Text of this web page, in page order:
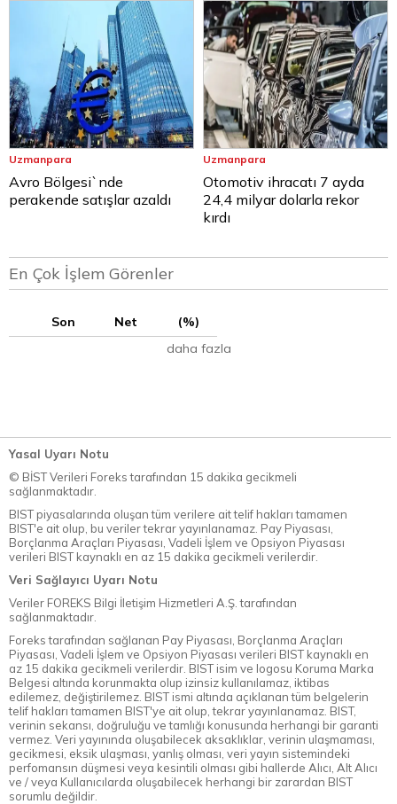
Uzmanpara
Avro Bölgesi`nde
perakende satışlar azaldı
Uzmanpara
Otomotiv ihracatı 7 ayda
24,4 milyar dolarla rekor
kırdı
En Çok İşlem Görenler
Son Net
(%)
daha fazla
Yasal Uyarı Notu
© BİST Verileri Foreks tarafından 15 dakika gecikmeli
sağlanmaktadır.
BIST piyasalarında oluşan tüm verilere ait telif hakları tamamen
BIST'e ait olup, bu veriler tekrar yayınlanamaz. Pay Piyasası,
Borçlanma Araçları Piyasası, Vadeli İşlem ve Opsiyon Piyasası
verileri BIST kaynaklı en az 15 dakika gecikmeli verilerdir.
Veri Sağlayıcı Uyarı Notu
Veriler FOREKS Bilgi İletişim Hizmetleri A.Ş. tarafından
sağlanmaktadır.
Foreks tarafından sağlanan Pay Piyasası, Borçlanma Araçları
Piyasası, Vadeli İşlem ve Opsiyon Piyasası verileri BIST kaynaklı en
az 15 dakika gecikmeli verilerdir. BIST isim ve logosu Koruma Marka
Belgesi altında korunmakta olup izinsiz kullanılamaz, iktibas
edilemez, değiştirilemez. BIST ismi altında açıklanan tüm belgelerin
telif hakları tamamen BIST'ye ait olup, tekrar yayınlanamaz. BIST,
verinin sekansı, doğruluğu ve tamlığı konusunda herhangi bir garanti
vermez. Veri yayınında oluşabilecek aksaklıklar, verinin ulaşmaması,
gecikmesi, eksik ulaşması, yanlış olması, veri yayın sistemindeki
perfomansın düşmesi veya kesintili olması gibi hallerde Alıcı, Alt Alıcı
ve / veya Kullanıcılarda oluşabilecek herhangi bir zarardan BIST
sorumlu değildir.